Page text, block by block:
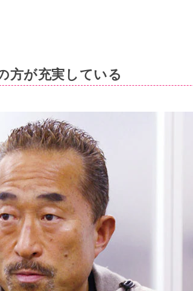
方が充実している